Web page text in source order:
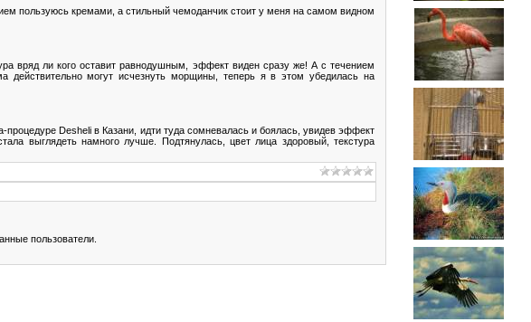
пользуюсь кремами, а стильный чемоданчик стоит у меня на самом видном
вряд ли кого оставит равнодушным, эффект виден сразу же! А с течением
могут исчезнуть морщины, теперь я в этом убедилась на
Desheli в Казани, идти туда сомневалась и боялась, увидев эффект
выглядеть намного лучше. Подтянулась, цвет лица здоровый, текстура
пользователи.